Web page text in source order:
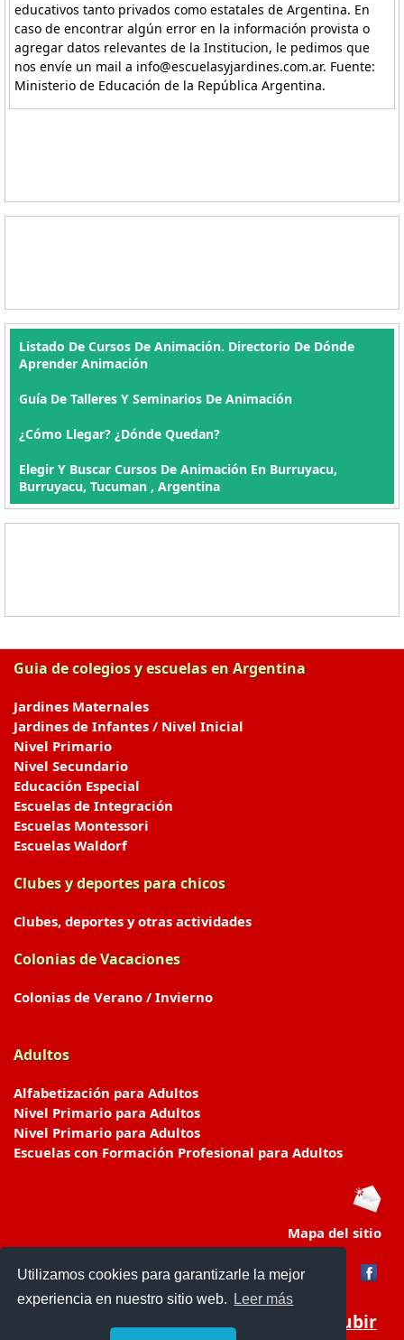
Utilizamos cookies para garantizarle la mejor
experiencia en nuestro sitio web.
Leer más
educativos tanto privados como estatales de Argentina. En
caso de encontrar algún error en la información provista o
agregar datos relevantes de la Institucion, le pedimos que
nos envíe un mail a info@escuelasyjardines.com.ar. Fuente:
Ministerio de Educación de la República Argentina.
Listado De Cursos De Animación. Directorio De Dónde
Aprender Animación
Guía De Talleres Y Seminarios De Animación
¿Cómo Llegar? ¿Dónde Quedan?
Elegir Y Buscar Cursos De Animación En Burruyacu,
Burruyacu, Tucuman , Argentina
Guia de colegios y escuelas en Argentina
Jardines Maternales
Jardines de Infantes / Nivel Inicial
Nivel Primario
Nivel Secundario
Educación Especial
Escuelas de Integración
Escuelas Montessori
Escuelas Waldorf
Clubes y deportes para chicos
Clubes, deportes y otras actividades
Colonias de Vacaciones
Colonias de Verano / Invierno
Adultos
Alfabetización para Adultos
Nivel Primario para Adultos
Nivel Primario para Adultos
Escuelas con Formación Profesional para Adultos
Mapa del sitio
Subir